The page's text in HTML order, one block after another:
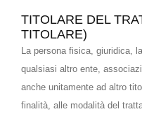
TITOLARE DEL
TITOLARE)
La persona fisica, giuridica,
qualsiasi altro ente,
anche unitamente ad altro
finalità, alle modalità del